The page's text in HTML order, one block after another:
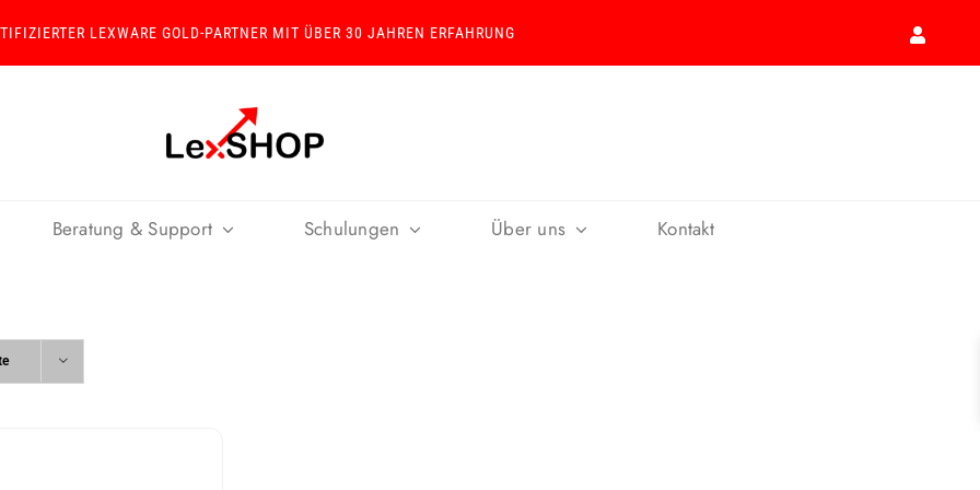
LEXWARE GOLD-PARTNER MIT ÜBER 30 JAHREN ERFAHRUNG
Beratung & Support Schulungen Über uns Kontakt